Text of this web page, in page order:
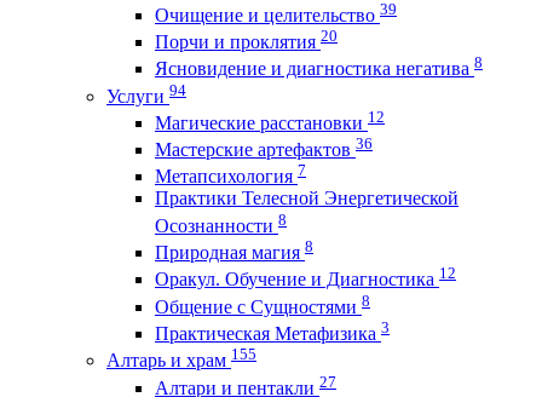
Очищение и целительство 39
Порчи и проклятия 20
Ясновидение и диагностика негатива 8
Услуги 94
Магические расстановки 12
Мастерские артефактов 36
Метапсихология 7
Практики Телесной Энергетической
Осознанности 8
Природная магия 8
Оракул. Обучение и Диагностика 12
Общение с Сущностями 8
Практическая Метафизика 3
Алтарь и храм 155
Алтари и пентакли 27